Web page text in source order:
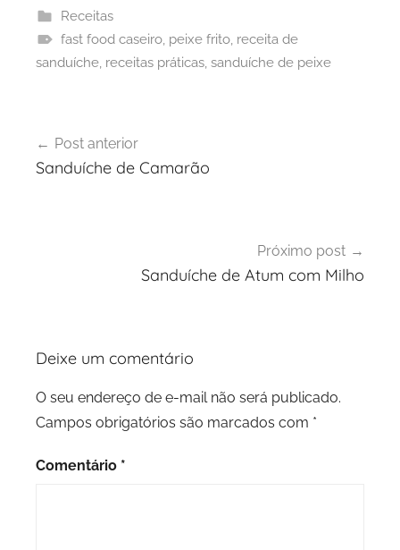
Receitas
fast food caseiro, peixe frito, receita de
sanduíche, receitas práticas, sanduíche de peixe
de
Post anterior
Sanduíche de Camarão
Próximo post
Sanduíche de Atum com Milho
Deixe um comentário
O seu endereço de e-mail não será publicado.
Campos obrigatórios são marcados com *
Comentário *